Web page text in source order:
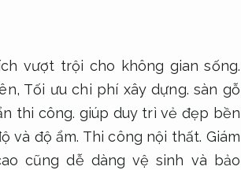
vượt trội cho không gian sống.
Tối ưu chi phí xây dựng. sàn gỗ
thi công. giúp duy trì vẻ đẹp bền
và độ ẩm. Thi công nội thất. Giám
cũng dễ dàng vệ sinh và bảo